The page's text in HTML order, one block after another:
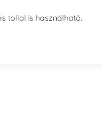
tollal is használható.